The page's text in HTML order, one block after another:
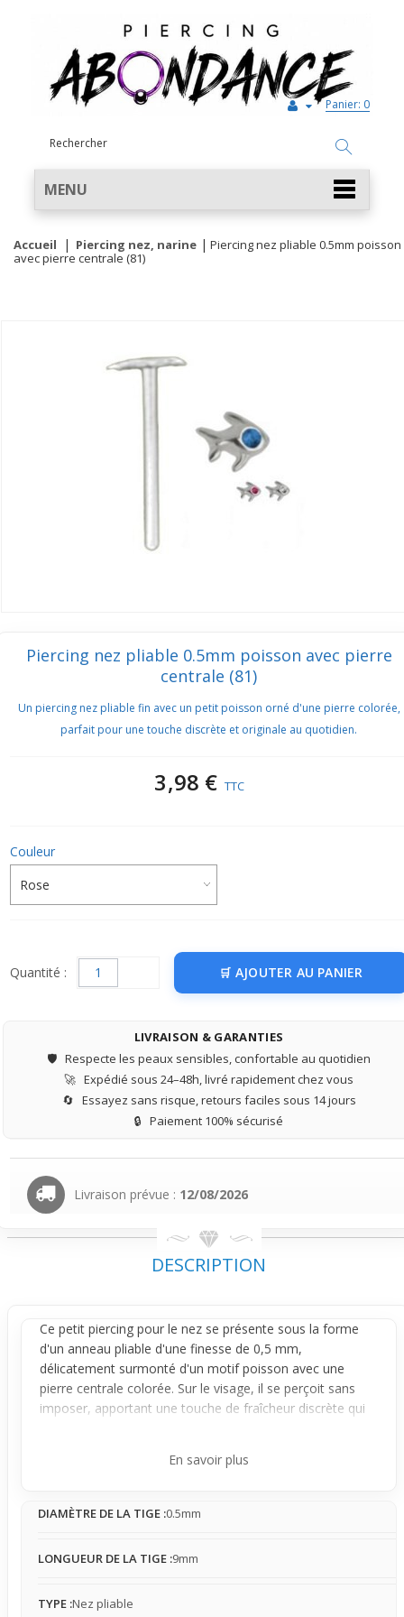
Panier: 0
MENU
Accueil Piercing nez, narine
Piercing nez pliable 0.5mm poisson
avec pierre centrale (81)
Piercing nez pliable 0.5mm poisson avec pierre
centrale (81)
Un piercing nez pliable fin avec un petit poisson orné d'une pierre colorée,
parfait pour une touche discrète et originale au quotidien.
3,98 € TTC
Couleur
Quantité : AJOUTER AU PANIER
LIVRAISON & GARANTIES
🛡️ Respecte les peaux sensibles, confortable au quotidien
🚀 Expédié sous 24–48h, livré rapidement chez vous
🔄 Essayez sans risque, retours faciles sous 14 jours
🔒 Paiement 100% sécurisé
Livraison prévue : 12/08/2026
DESCRIPTION
Ce petit piercing pour le nez se présente sous la forme
d'un anneau pliable d'une finesse de 0,5 mm,
délicatement surmonté d'un motif poisson avec une
pierre centrale colorée. Sur le visage, il se perçoit sans
imposer, apportant une touche de fraîcheur discrète qui
Facile à porter grâce à sa tige fine et sa conception
ne dérange pas au quotidien, ni ne provoque d'inconfort
vêtements ou une serviette, il reste cependant agréable
Ce bijou est parfait pour celles et ceux qui souhaitent
En savoir plus
DIAMÈTRE DE LA TIGE :0.5mm
LONGUEUR DE LA TIGE :9mm
TYPE :Nez pliable